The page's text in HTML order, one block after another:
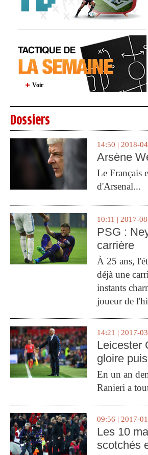
Voir
Dossiers
14:50 | 2018-
Arsène
Le Français
d'Arsenal...
10:11 | 2017-
PSG :
carrière
À 25 ans,
déjà une
instants
joueur de
14:21 | 2017-
Leicester
gloire
En un an
Ranieri a
09:56 | 2017-
Les 10
scotchés